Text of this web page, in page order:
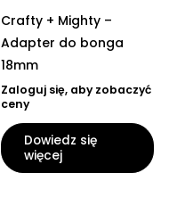
Crafty + Mighty –
Adapter do bonga
18mm
Zaloguj się, aby zobaczyć
ceny
Dowiedz się
więcej